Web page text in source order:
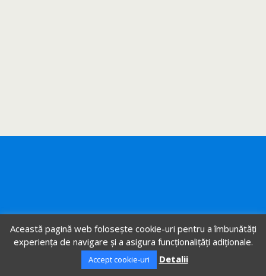
Această pagină web folosește cookie-uri pentru a îmbunătăți
experiența de navigare și a asigura funcționalițăți adiționale.
Accept cookie-uri Detalii